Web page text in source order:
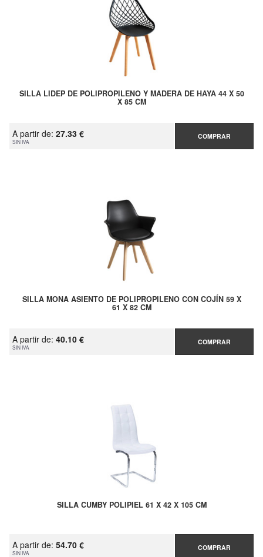
SILLA LIDEP DE POLIPROPILENO Y MADERA DE HAYA 44 X 50
X 85 CM
A partir de: 27.33 €
SIN IVA
COMPRAR
SILLA MONA ASIENTO DE POLIPROPILENO CON COJÍN 59 X
61 X 82 CM
A partir de: 40.10 €
SIN IVA
COMPRAR
SILLA CUMBY POLIPIEL 61 X 42 X 105 CM
A partir de: 54.70 €
SIN IVA
COMPRAR